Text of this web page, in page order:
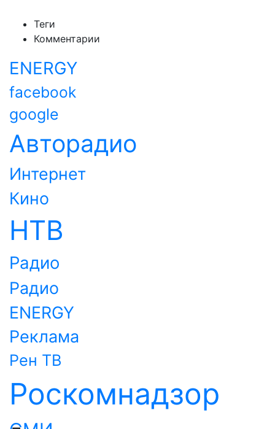
Теги
Комментарии
ENERGY
facebook
google
Авторадио
Интернет
Кино
НТВ
Радио
Радио
ENERGY
Реклама
Рен ТВ
Роскомнадзор